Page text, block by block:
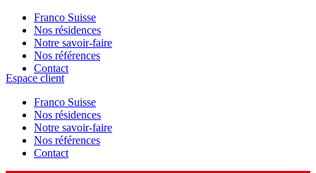
Franco Suisse
Nos résidences
Notre savoir-faire
Nos références
Contact
Espace client
Franco Suisse
Nos résidences
Notre savoir-faire
Nos références
Contact